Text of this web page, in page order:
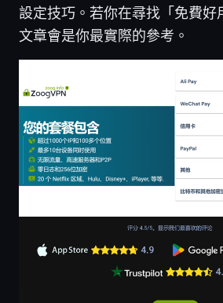
設定技巧。若你在尋找「免費
文章會是你最實際的參考。